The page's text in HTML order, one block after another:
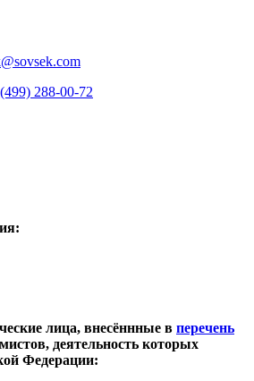
288-00-72
лица, внесённные в перечень
деятельность которых
Федерации: